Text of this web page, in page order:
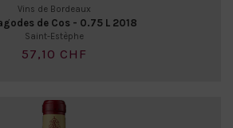
Vins de Bordeaux
de Cos - 0.75 L 2018
Saint-Estèphe
57,10 CHF